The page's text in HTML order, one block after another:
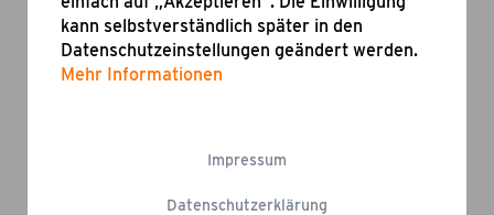
kann selbstverständlich später in den
Datenschutzeinstellungen geändert werden.
Mehr Informationen
Datenschutzerklärung
Impressum